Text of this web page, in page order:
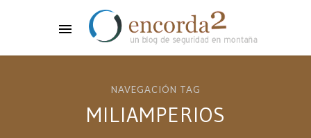
NAVEGACIÓN TAG
MILIAMPERIOS